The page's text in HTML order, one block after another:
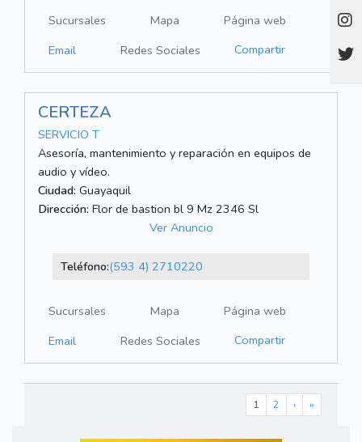
Sucursales Mapa
Página web
Email
Redes Sociales Compartir
CERTEZA
SERVICIO T
Asesoría, mantenimiento y reparación en equipos de
audio y vídeo.
Ciudad: Guayaquil
Dirección: Flor de bastion bl 9 Mz 2346 Sl
Ver Anuncio
Teléfono:(593 4) 2710220
Sucursales Mapa
Página web
Email
Redes Sociales Compartir
1 2 › »